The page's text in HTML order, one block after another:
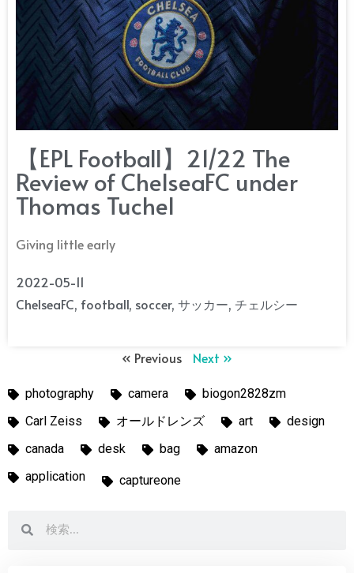
【EPL Football】21/22 The
Review of ChelseaFC under
Thomas Tuchel
Giving little early
2022-05-11
ChelseaFC, football, soccer, サッカー, チェルシー
« Previous Next »
photography camera
biogon2828zm
Carl Zeiss
オールドレンズ art
design
canada
desk bag
amazon
application
captureone